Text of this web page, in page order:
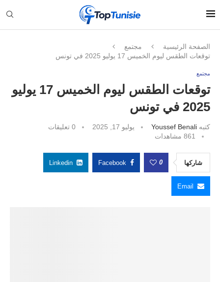
الصفحة الرئيسية
مجتمع
توقعات الطقس ليوم الخميس 17 يوليو 2025 في تونس
مجتمع
توقعات الطقس ليوم الخميس 17 يوليو
2025 في تونس
كتبه Youssef Benali يوليو 17, 2025
0 تعليقات
861 مشاهدات
شاركها 0
Facebook
Linkedin
Email